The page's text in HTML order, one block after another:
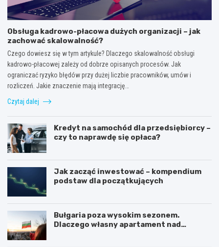
Obsługa kadrowo-płacowa dużych organizacji – jak
zachować skalowalność?
Czego dowiesz się w tym artykule? Dlaczego skalowalność obsługi
kadrowo-płacowej zależy od dobrze opisanych procesów. Jak
ograniczać ryzyko błędów przy dużej liczbie pracowników, umów i
rozliczeń. Jakie znaczenie mają integrację…
Czytaj dalej
Kredyt na samochód dla przedsiębiorcy –
czy to naprawdę się opłaca?
Jak zacząć inwestować – kompendium
podstaw dla początkujących
Bułgaria poza wysokim sezonem.
Dlaczego własny apartament nad